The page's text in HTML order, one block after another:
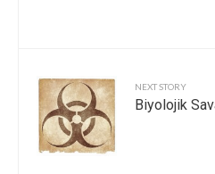
NEXT STORY
Biyolojik